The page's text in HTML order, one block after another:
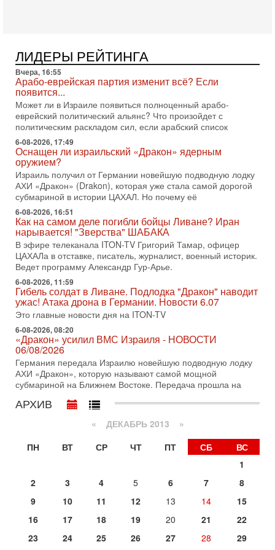
Президент США Дональд Трамп сегодня заявил об отмене
подготовленного удара по Ирану после обращений
Тегерана и других стран региона. По его словам,
1-08-2026, 17:50
«Русский голос» Израиля: кто заберет его на этот
раз?
Голоса русскоязычных репатриантов не раз кардинально
меняли политический ландшафт Израиля. Достаточно
вспомнить взлет партии «Исраэль ба-алия», когда
31-07-2026, 17:00
Тайны закрытых дверей: о чём на самом деле
молчат Трамп и Нетаньяху?
Недавний визит премьер-министра Израиля Биньямина
Нетаньяху в США и его встреча с Дональдом Трампом
оставили больше вопросов, чем ответов. Полная
31-07-2026, 15:18
Иран готовит покушение на Нетаниягу! Трамп не
хочет эскалации, но КСИР готовит взрыв!
В эфире телеканала ITON-TV СЕРГЕЙ МИГДАЛЬ, эксперт
по вопросам безопасности, офицер запаса
Международного управления полиции Израиля, автор
31-07-2026, 09:02
Битва за разоружение ХАМАСа - НОВОСТИ
31/07/2026
Сегодня президент США Дональд Трамп заявил о
достижении исторического соглашения о полном
разоружении ХАМАСа и других вооруженных группировок в
30-07-2026, 17:59
Иран доведет Трампа до крайних мер? Разбор и
оценка от военного обозревателя Давида Шарпа
Ситуация вокруг противостояния Ирана и США накаляется
отменил решение о нанесении тяжелых ударов
запретить полеты по субботам!
разгорается громкий конфликт.
30-07-2026, 08:16
Трамп готовит удар по Ирану - НОВОСТИ 30/07/2026
ЛИДЕРЫ РЕЙТИНГА
Вчера, 16:55
Арабо-еврейская партия изменит всё? Если
появится...
Может ли в Израиле появиться полноценный арабо-
еврейский политический альянс? Что произойдет с
политическим раскладом сил, если арабский список
6-08-2026, 17:49
Оснащен ли израильский «Дракон» ядерным
оружием?
Израиль получил от Германии новейшую подводную лодку
АХИ «Дракон» (Drakon), которая уже стала самой дорогой
субмариной в истории ЦАХАЛ. Но почему её
6-08-2026, 16:51
Как на самом деле погибли бойцы Ливане? Иран
нарывается! "Зверства" ШАБАКА
В эфире телеканала ITON-TV Григорий Тамар, офицер
ЦАХАЛа в отставке, писатель, журналист, военный историк.
Ведет программу Александр Гур-Арье.
6-08-2026, 11:59
Гибель солдат в Ливане. Подлодка "Дракон" наводит
ужас! Атака дрона в Германии. Новости 6.07
Это главные новости дня на ITON-TV
6-08-2026, 08:20
«Дракон» усилил ВМС Израиля - НОВОСТИ
06/08/2026
Германия передала Израилю новейшую подводную лодку
АХИ «Дракон», которую называют самой мощной
субмариной на Ближнем Востоке. Передача прошла на
АРХИВ
« ДЕКАБРЬ 2013 »
ПН
ВТ СР ЧТ ПТ СБ
ВС
1
2
3 4 5 6 7
8
9
10 11 12 13 14
15
16
17 18 19 20 21
22
23
24 25 26 27 28
29